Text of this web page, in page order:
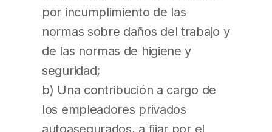
por incumplimiento de las
normas sobre daños del trabajo y
de las normas de higiene y
seguridad;
b) Una contribución a cargo de
los empleadores privados
autoasegurados, a fijar por el